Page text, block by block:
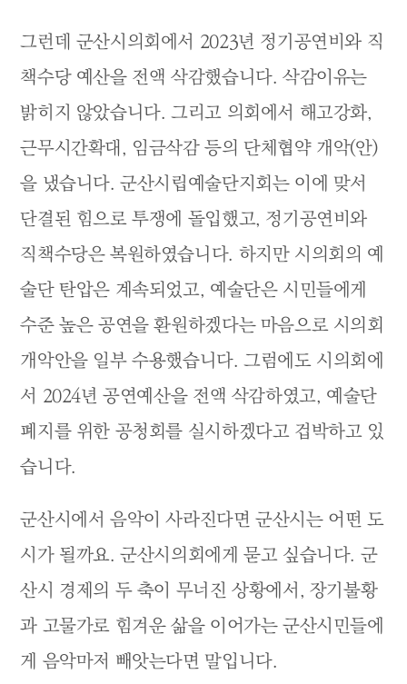
그런데 군산시의회에서 2023년 정기공연비와 직
책수당 예산을 전액 삭감했습니다. 삭감이유는
밝히지 않았습니다. 그리고 의회에서 해고강화,
근무시간확대, 임금삭감 등의 단체협약 개악(안)
을 냈습니다. 군산시립예술단지회는 이에 맞서
단결된 힘으로 투쟁에 돌입했고, 정기공연비와
직책수당은 복원하였습니다. 하지만 시의회의 예
술단 탄압은 계속되었고, 예술단은 시민들에게
수준 높은 공연을 환원하겠다는 마음으로 시의회
개악안을 일부 수용했습니다. 그럼에도 시의회에
서 2024년 공연예산을 전액 삭감하였고, 예술단
폐지를 위한 공청회를 실시하겠다고 겁박하고 있
습니다.
군산시에서 음악이 사라진다면 군산시는 어떤 도
시가 될까요. 군산시의회에게 묻고 싶습니다. 군
산시 경제의 두 축이 무너진 상황에서, 장기불황
과 고물가로 힘겨운 삶을 이어가는 군산시민들에
게 음악마저 빼앗는다면 말입니다.